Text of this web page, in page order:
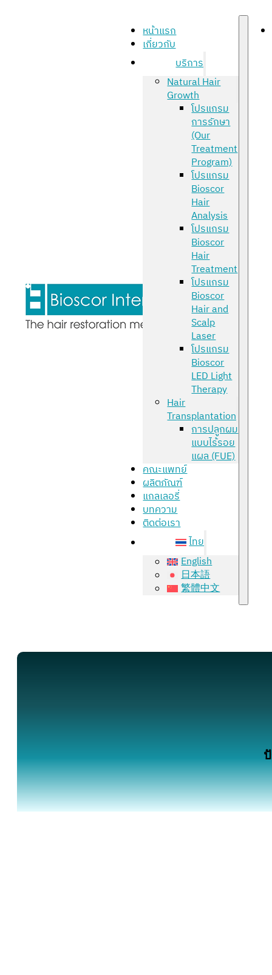
หน้าแรก
เกี่ยวกับ
บริการ
Natural Hair
Growth
โปรแกรม
การรักษา
(Our
Treatment
Program)
โปรแกรม
Bioscor
Hair
Analysis
โปรแกรม
Bioscor
Hair
Treatment
โปรแกรม
Bioscor
Hair and
Scalp
Laser
โปรแกรม
Bioscor
LED Light
Therapy
Hair
Transplantation
การปลูกผม
แบบไร้รอย
แผล (FUE)
คณะแพทย์
ผลิตภัณฑ์
แกลเลอรี่
บทความ
ติดต่อเรา
ไทย
English
日本語
繁體中文